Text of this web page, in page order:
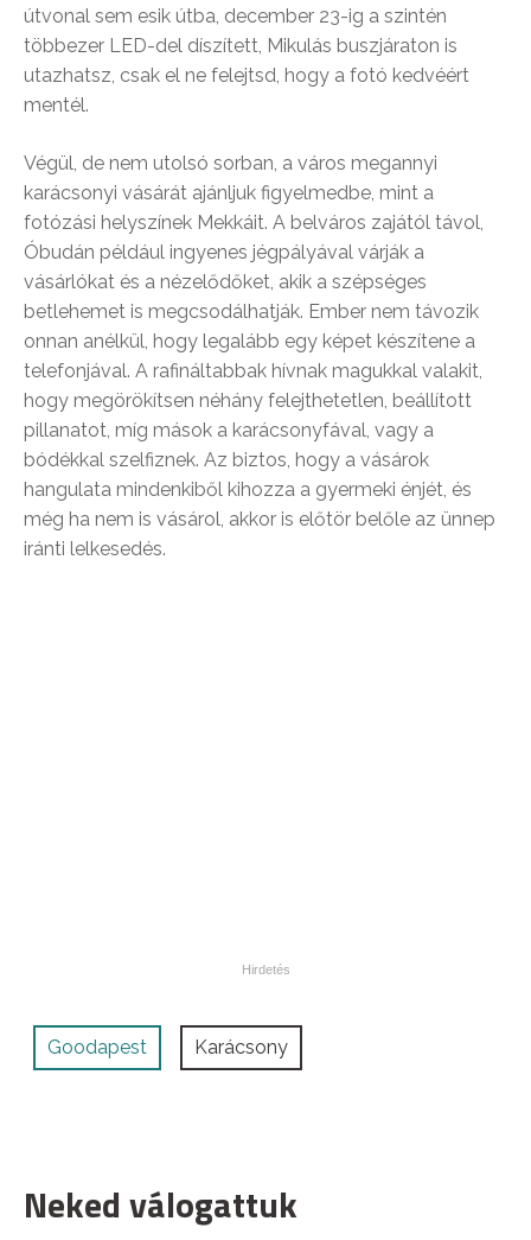
útvonal sem esik útba, december 23-ig a szintén
többezer LED-del díszített, Mikulás buszjáraton is
utazhatsz, csak el ne felejtsd, hogy a fotó kedvéért
mentél.
Végül, de nem utolsó sorban, a város megannyi
karácsonyi vásárát ajánljuk figyelmedbe, mint a
fotózási helyszínek Mekkáit. A belváros zajától távol,
Óbudán például ingyenes jégpályával várják a
vásárlókat és a nézelődőket, akik a szépséges
betlehemet is megcsodálhatják. Ember nem távozik
onnan anélkül, hogy legalább egy képet készítene a
telefonjával. A rafináltabbak hívnak magukkal valakit,
hogy megörökítsen néhány felejthetetlen, beállított
pillanatot, míg mások a karácsonyfával, vagy a
bódékkal szelfiznek. Az biztos, hogy a vásárok
hangulata mindenkiből kihozza a gyermeki énjét, és
még ha nem is vásárol, akkor is előtör belőle az ünnep
iránti lelkesedés.
Goodapest Karácsony
Neked válogattuk